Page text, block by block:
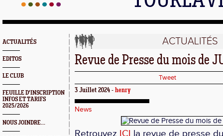
ACTUALITÉS
EDITOS
LE CLUB
FEUILLE D'INSCRIPTION
INFOS ET TARIFS
2025/2026
NOUS JOINDRE...
ACTUALITÉS
Revue de Presse du mois de
Tweet
3 Juillet 2024 - henry
News
Retrouvez ICI la revue de presse